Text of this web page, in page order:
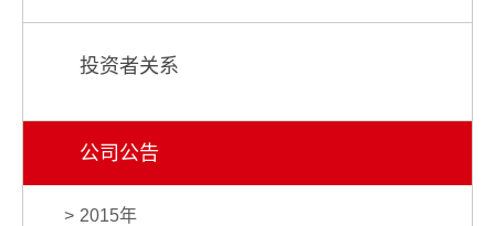
投资者关系
公司公告
2015年